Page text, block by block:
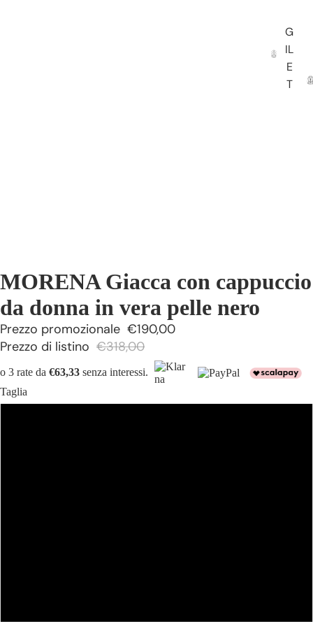
G
IL
E
T
MORENA Giacca con cappuccio
da donna in vera pelle nero
Prezzo promozionale €190,00
Prezzo di listino €318,00
o 3 rate da €63,33 senza interessi.
Taglia